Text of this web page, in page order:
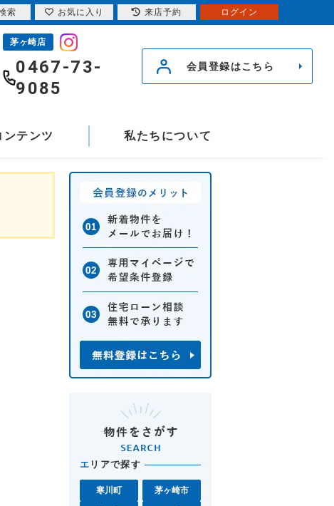
茅ヶ崎店
0467-73-
9085
会員登録はこちら
ンテンツ 私たちについて
エ リアで探す
寒川町 茅ヶ崎市
索 お気に入り 来店予約 ログイン